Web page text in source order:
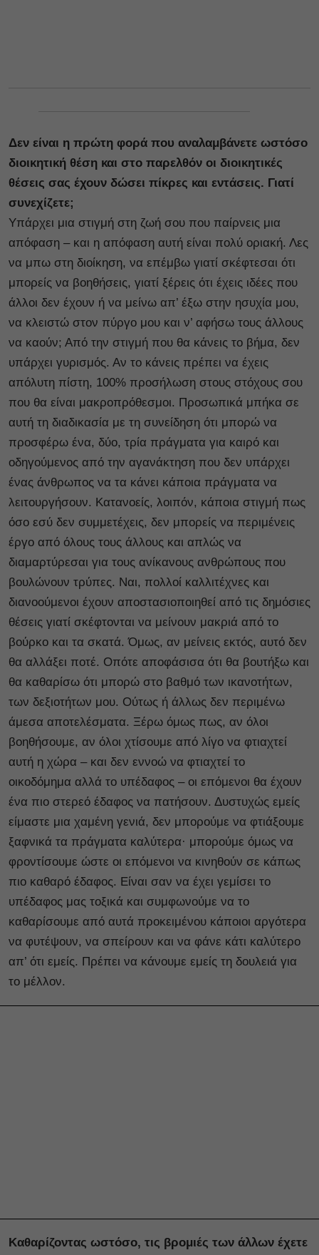
Δεν είναι η πρώτη φορά που αναλαμβάνετε ωστόσο
διοικητική θέση και στο παρελθόν οι διοικητικές
θέσεις σας έχουν δώσει πίκρες και εντάσεις. Γιατί
συνεχίζετε;
Υπάρχει μια στιγμή στη ζωή σου που παίρνεις μια
απόφαση – και η απόφαση αυτή είναι πολύ οριακή. Λες
να μπω στη διοίκηση, να επέμβω γιατί σκέφτεσαι ότι
μπορείς να βοηθήσεις, γιατί ξέρεις ότι έχεις ιδέες που
άλλοι δεν έχουν ή να μείνω απ’ έξω στην ησυχία μου,
να κλειστώ στον πύργο μου και ν’ αφήσω τους άλλους
να καούν; Από την στιγμή που θα κάνεις το βήμα, δεν
υπάρχει γυρισμός. Αν το κάνεις πρέπει να έχεις
απόλυτη πίστη, 100% προσήλωση στους στόχους σου
που θα είναι μακροπρόθεσμοι. Προσωπικά μπήκα σε
αυτή τη διαδικασία με τη συνείδηση ότι μπορώ να
προσφέρω ένα, δύο, τρία πράγματα για καιρό και
οδηγούμενος από την αγανάκτηση που δεν υπάρχει
ένας άνθρωπος να τα κάνει κάποια πράγματα να
λειτουργήσουν. Κατανοείς, λοιπόν, κάποια στιγμή πως
όσο εσύ δεν συμμετέχεις, δεν μπορείς να περιμένεις
έργο από όλους τους άλλους και απλώς να
διαμαρτύρεσαι για τους ανίκανους ανθρώπους που
βουλώνουν τρύπες. Ναι, πολλοί καλλιτέχνες και
διανοούμενοι έχουν αποστασιοποιηθεί από τις δημόσιες
θέσεις γιατί σκέφτονται να μείνουν μακριά από το
βούρκο και τα σκατά. Όμως, αν μείνεις εκτός, αυτό δεν
θα αλλάξει ποτέ. Οπότε αποφάσισα ότι θα βουτήξω και
θα καθαρίσω ότι μπορώ στο βαθμό των ικανοτήτων,
των δεξιοτήτων μου. Ούτως ή άλλως δεν περιμένω
άμεσα αποτελέσματα. Ξέρω όμως πως, αν όλοι
βοηθήσουμε, αν όλοι χτίσουμε από λίγο να φτιαχτεί
αυτή η χώρα – και δεν εννοώ να φτιαχτεί το
οικοδόμημα αλλά το υπέδαφος – οι επόμενοι θα έχουν
ένα πιο στερεό έδαφος να πατήσουν. Δυστυχώς εμείς
είμαστε μια χαμένη γενιά, δεν μπορούμε να φτιάξουμε
ξαφνικά τα πράγματα καλύτερα· μπορούμε όμως να
φροντίσουμε ώστε οι επόμενοι να κινηθούν σε κάπως
πιο καθαρό έδαφος. Είναι σαν να έχει γεμίσει το
υπέδαφος μας τοξικά και συμφωνούμε να το
καθαρίσουμε από αυτά προκειμένου κάποιοι αργότερα
να φυτέψουν, να σπείρουν και να φάνε κάτι καλύτερο
απ’ ότι εμείς. Πρέπει να κάνουμε εμείς τη δουλειά για
το μέλλον.
Καθαρίζοντας ωστόσο, τις βρομιές των άλλων έχετε